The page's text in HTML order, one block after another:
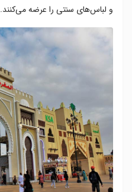
و لباس‌های سنتی را عرضه می‌کنند.